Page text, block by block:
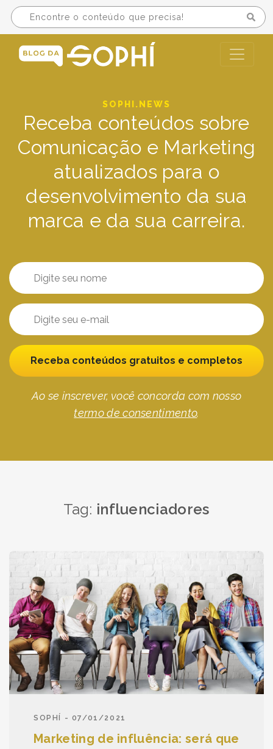
SOPHI.NEWS
Receba conteúdos sobre
Comunicação e Marketing
atualizados para o
desenvolvimento da sua
marca e da sua carreira.
Receba conteúdos gratuitos e completos
Ao se inscrever, você concorda com nosso
termo de consentimento.
Tag: influenciadores
SOPHÍ - 07/01/2021
Marketing de influência: será que